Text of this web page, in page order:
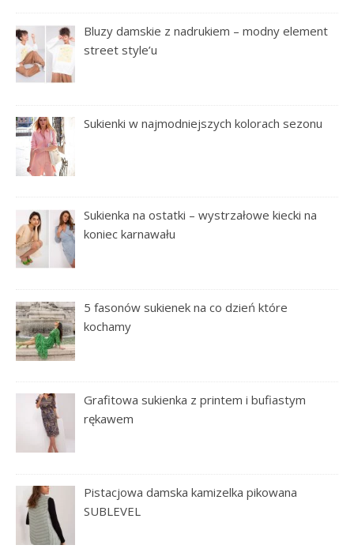
Bluzy damskie z nadrukiem – modny element
street style’u
Sukienki w najmodniejszych kolorach sezonu
Sukienka na ostatki – wystrzałowe kiecki na
koniec karnawału
5 fasonów sukienek na co dzień które
kochamy
Grafitowa sukienka z printem i bufiastym
rękawem
Pistacjowa damska kamizelka pikowana
SUBLEVEL